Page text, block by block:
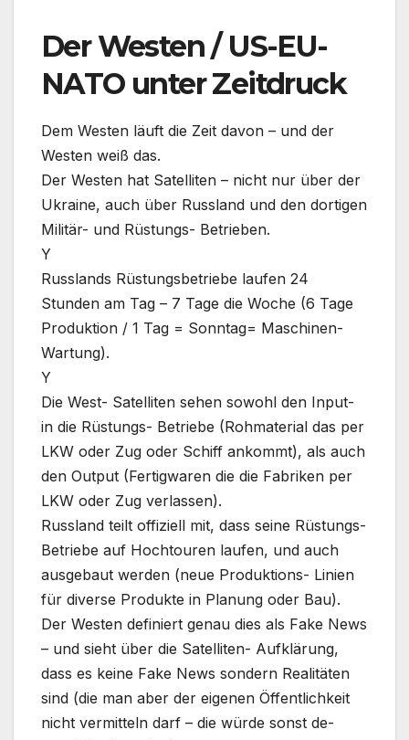
Der Westen / US-EU-
NATO unter Zeitdruck
Dem Westen läuft die Zeit davon – und der
Westen weiß das.
Der Westen hat Satelliten – nicht nur über der
Ukraine, auch über Russland und den dortigen
Militär- und Rüstungs- Betrieben.
Y
Russlands Rüstungsbetriebe laufen 24
Stunden am Tag – 7 Tage die Woche (6 Tage
Produktion / 1 Tag = Sonntag= Maschinen-
Wartung).
Y
Die West- Satelliten sehen sowohl den Input-
in die Rüstungs- Betriebe (Rohmaterial das per
LKW oder Zug oder Schiff ankommt), als auch
den Output (Fertigwaren die die Fabriken per
LKW oder Zug verlassen).
Russland teilt offiziell mit, dass seine Rüstungs-
Betriebe auf Hochtouren laufen, und auch
ausgebaut werden (neue Produktions- Linien
für diverse Produkte in Planung oder Bau).
Der Westen definiert genau dies als Fake News
– und sieht über die Satelliten- Aufklärung,
dass es keine Fake News sondern Realitäten
sind (die man aber der eigenen Öffentlichkeit
nicht vermitteln darf – die würde sonst de-